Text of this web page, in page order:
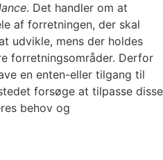
. Det handler om at
af forretningen, der skal
udvikle, mens der holdes
forretningsområder. Derfor
en enten-eller tilgang til
forsøge at tilpasse disse
behov og